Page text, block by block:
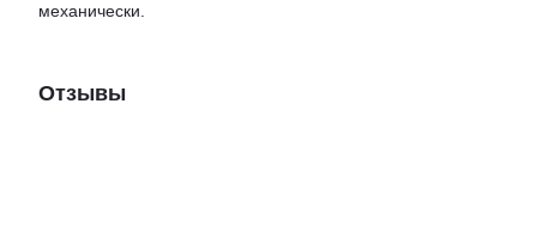
механически.
Отзывы